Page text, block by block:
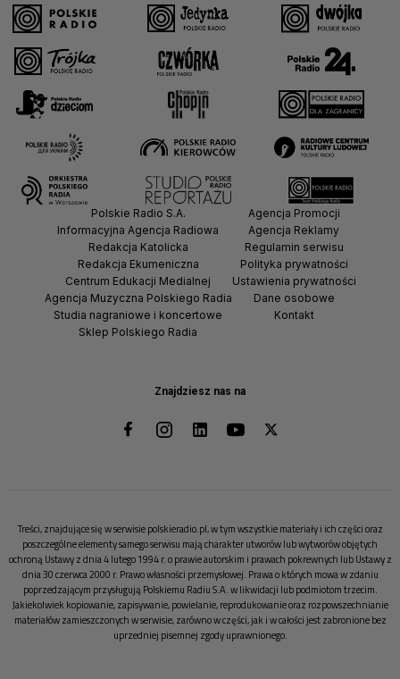
Znajdziesz nas na
Polskie Radio S.A.
Informacyjna Agencja Radiowa
Redakcja Katolicka
Redakcja Ekumeniczna
Centrum Edukacji Medialnej
Agencja Muzyczna Polskiego Radia
Studia nagraniowe i koncertowe
Sklep Polskiego Radia
Agencja Promocji
Agencja Reklamy
Regulamin serwisu
Polityka prywatności
Ustawienia prywatności
Dane osobowe
Kontakt
Treści, znajdujące się w serwisie polskieradio.pl, w tym wszystkie materiały i ich części oraz
poszczególne elementy samego serwisu mają charakter utworów lub wytworów objętych
ochroną Ustawy z dnia 4 lutego 1994 r. o prawie autorskim i prawach pokrewnych lub Ustawy z
dnia 30 czerwca 2000 r. Prawo własności przemysłowej. Prawa o których mowa w zdaniu
poprzedzającym przysługują Polskiemu Radiu S.A. w likwidacji lub podmiotom trzecim.
Jakiekolwiek kopiowanie, zapisywanie, powielanie, reprodukowanie oraz rozpowszechnianie
materiałów zamieszczonych w serwisie, zarówno w części, jak i w całości jest zabronione bez
uprzedniej pisemnej zgody uprawnionego.